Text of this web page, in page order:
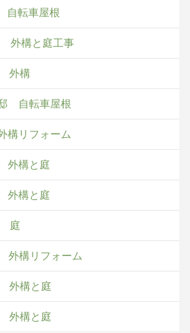
転車屋根
外構と庭工事
外構
自転車屋根
リフォーム
構と庭
構と庭
庭
構リフォーム
外構と庭
外構と庭